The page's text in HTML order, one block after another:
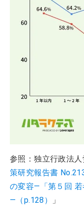
参照：独立行政法
策研究報告書
の変容―「第５回
―（p.128）
」